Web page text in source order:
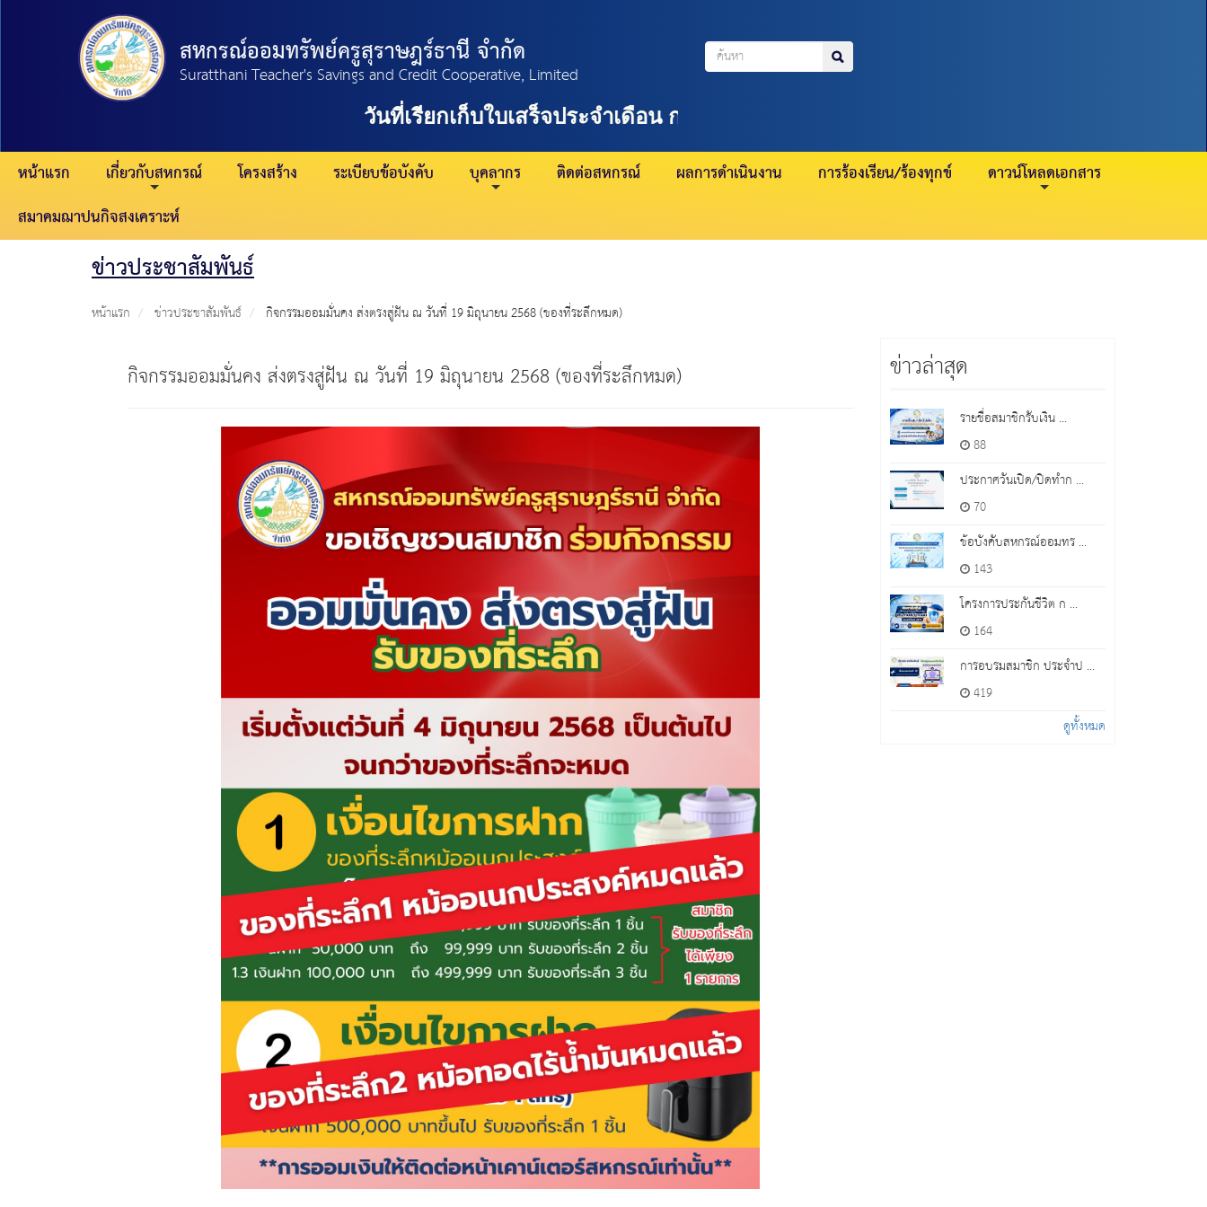
สหกรณ์ออมทรัพย์ครูสุราษฎร์ธานี จำกัด
Suratthani Teacher's Savings and Credit Cooperative, Limited
วันที่เรียกเก็บใบเสร็จประจำเดือน กรกฎาคม 2569
หน้าแรก เกี่ยวกับสหกรณ์ โครงสร้าง ระเบียบข้อบังคับ บุคลากร ติดต่อสหกรณ์ ผลการดำเนินงาน การร้องเรียน/ร้องทุกข์
ดาวน์โหลดเอกสาร
สมาคมฌาปนกิจสงเคราะห์
ข่าวประชาสัมพันธ์
หน้าแรก ข่าวประชาสัมพันธ์ กิจกรรมออมมั่นคง ส่งตรงสู่ฝัน ณ วันที่ 19 มิถุนายน 2568 (ของที่ระลึกหมด)
กิจกรรมออมมั่นคง ส่งตรงสู่ฝัน ณ วันที่ 19 มิถุนายน 2568 (ของที่ระลึกหมด) ข่าวล่าสุด
รายชื่อสมาชิกรับเงิน ...
88
ประกาศวันเปิด/ปิดทำก ...
70
ข้อบังคับสหกรณ์ออมทร ...
143
โครงการประกันชีวิต ก ...
164
การอบรมสมาชิก ประจำป ...
419
ดูทั้งหมด